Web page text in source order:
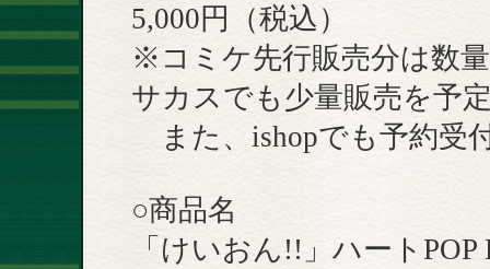
5,000円（税込）
※コミケ先行販売分は数
サカスでも少量販売を予
また、ishopでも予約受
○商品名
「けいおん!!」ハート